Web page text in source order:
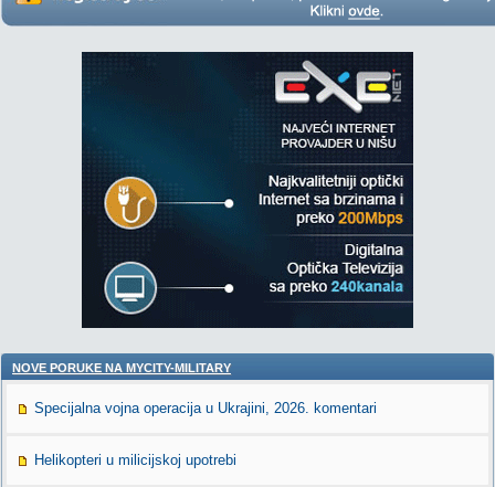
NOVE PORUKE NA MYCITY-MILITARY
Specijalna vojna operacija u Ukrajini, 2026. komentari
Helikopteri u milicijskoj upotrebi